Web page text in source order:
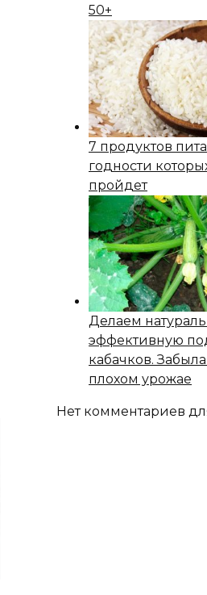
50+
7 продуктов
годности
пройдет
Делаем
эффективную
кабачков.
плохом урожае
Нет комментариев